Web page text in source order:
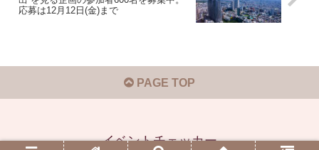
応募は12月12日(金)まで
PAGE TOP
イベントチェッカー